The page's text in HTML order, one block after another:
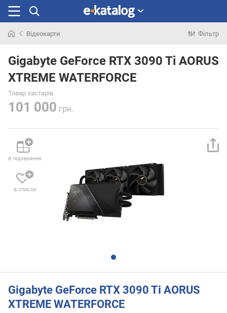
раніше
Відеокарти Фільтр
Gigabyte GeForce RTX 3090 Ti AORUS
XTREME WATERFORCE
Товар застарів
101 000 грн.
в порівняння
в список
Gigabyte GeForce RTX 3090 Ti AORUS
XTREME WATERFORCE